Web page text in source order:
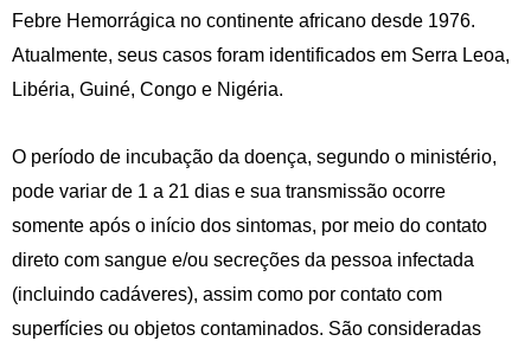
Febre Hemorrágica no continente africano desde 1976.
Atualmente, seus casos foram identificados em Serra Leoa,
Libéria, Guiné, Congo e Nigéria.
O período de incubação da doença, segundo o ministério,
pode variar de 1 a 21 dias e sua transmissão ocorre
somente após o início dos sintomas, por meio do contato
direto com sangue e/ou secreções da pessoa infectada
(incluindo cadáveres), assim como por contato com
superfícies ou objetos contaminados. São consideradas